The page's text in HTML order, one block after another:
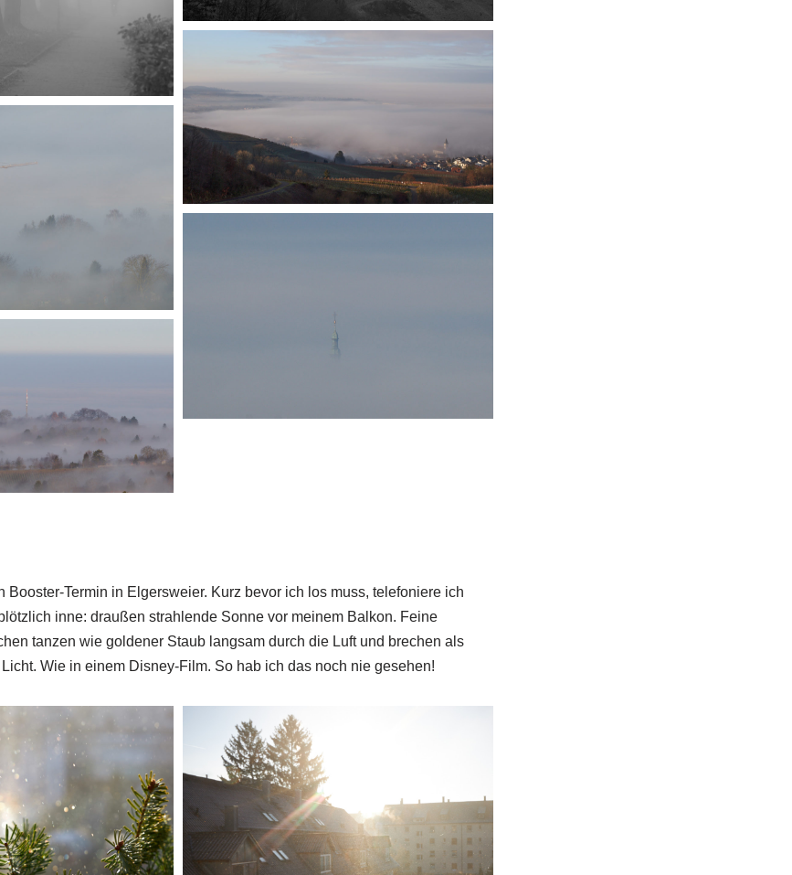
Booster-Termin in Elgersweier. Kurz bevor ich los muss, telefoniere ich
inne: draußen strahlende Sonne vor meinem Balkon. Feine
tanzen wie goldener Staub langsam durch die Luft und brechen als
Wie in einem Disney-Film. So hab ich das noch nie gesehen!